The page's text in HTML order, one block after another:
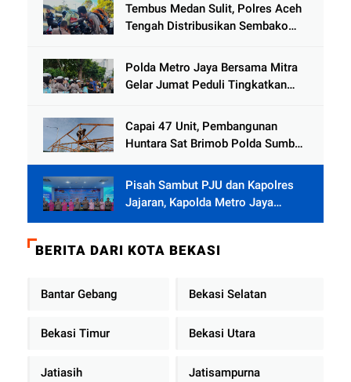
Tembus Medan Sulit, Polres Aceh
Tengah Distribusikan Sembako
Jamat
Polda Metro Jaya Bersama Mitra
Gelar Jumat Peduli Tingkatkan
Capai 47 Unit, Pembangunan
Huntara Sat Brimob Polda Sumbar
Pisah Sambut PJU dan Kapolres
Jajaran, Kapolda Metro Jaya
Tekankan Pelayanan Publik
BERITA DARI KOTA BEKASI
Bantar Gebang Bekasi Selatan
Bekasi Timur Bekasi Utara
Jatiasih Jatisampurna